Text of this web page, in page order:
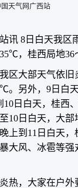
国天气网广西站
讯 8日白天我区
35℃，桂西局地36
区大部天气依
。 另外，9日白
10日白天，桂西
10日白天，大
上到11日白天
大风、冰雹等
热，大家在户外